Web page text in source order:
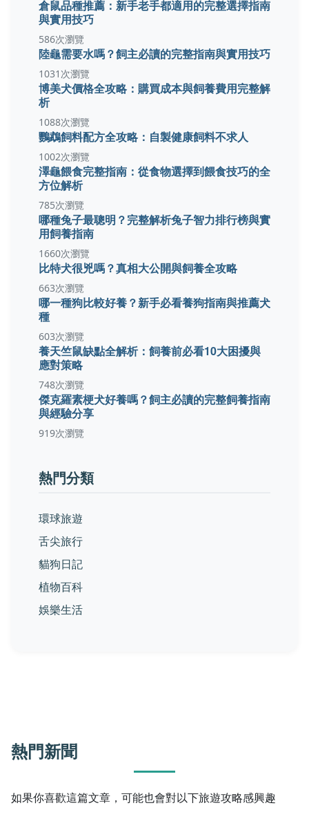
倉鼠品種推薦：新手老手都適用的完整選擇指南
與實用技巧
586次瀏覽
陸龜需要水嗎？飼主必讀的完整指南與實用技巧
1031次瀏覽
博美犬價格全攻略：購買成本與飼養費用完整解
析
1088次瀏覽
鸚鵡飼料配方全攻略：自製健康飼料不求人
1002次瀏覽
澤龜餵食完整指南：從食物選擇到餵食技巧的全
方位解析
785次瀏覽
哪種兔子最聰明？完整解析兔子智力排行榜與實
用飼養指南
1660次瀏覽
比特犬很兇嗎？真相大公開與飼養全攻略
663次瀏覽
哪一種狗比較好養？新手必看養狗指南與推薦犬
種
603次瀏覽
養天竺鼠缺點全解析：飼養前必看10大困擾與
應對策略
748次瀏覽
傑克羅素梗犬好養嗎？飼主必讀的完整飼養指南
與經驗分享
919次瀏覽
熱門分類
環球旅遊
舌尖旅行
貓狗日記
植物百科
娛樂生活
熱門新聞
如果你喜歡這篇文章，可能也會對以下旅遊攻略感興趣